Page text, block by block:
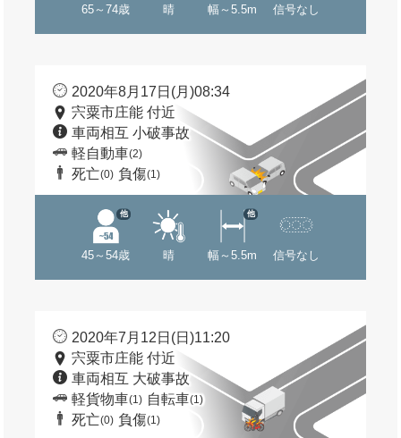
65～74歳 晴 幅～5.5m 信号なし
2020年8月17日(月)08:34
宍粟市庄能 付近
車両相互 小破事故
軽自動車(2)
死亡(0) 負傷(1)
45～54歳
他
晴 幅～5.5m
他
信号なし
2020年7月12日(日)11:20
宍粟市庄能 付近
車両相互 大破事故
軽貨物車(1) 自転車(1)
死亡(0) 負傷(1)